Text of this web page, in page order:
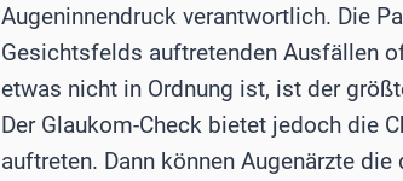
Augeninnendruck verantwortlich. Die
Gesichtsfelds auftretenden Ausfällen
etwas nicht in Ordnung ist, ist der
Der Glaukom-Check bietet jedoch die
auftreten. Dann können Augenärzte